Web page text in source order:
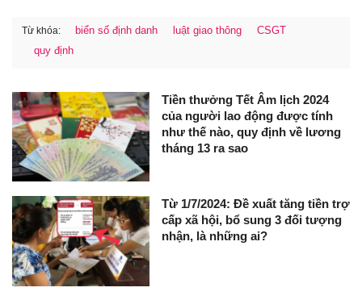
Từ khóa: biển số định danh luật giao thông
CSGT
quy định
Tiền thưởng Tết Âm lịch 2024
của người lao động được tính
như thế nào, quy định về lương
tháng 13 ra sao
Từ 1/7/2024: Đề xuất tăng tiền trợ
cấp xã hội, bổ sung 3 đối tượng
nhận, là những ai?